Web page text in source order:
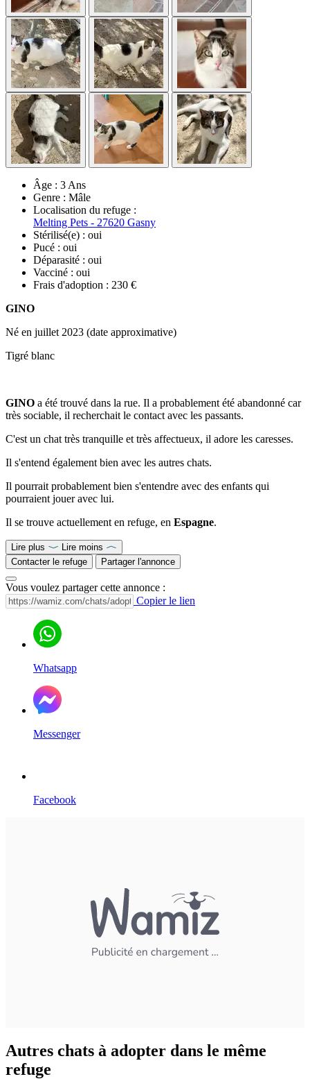
Âge : 3 Ans
Genre : Mâle
Localisation du refuge :
Melting Pets - 27620 Gasny
Stérilisé(e) : oui
Pucé : oui
Déparasité : oui
Vacciné : oui
Frais d'adoption : 230 €
GINO
Né en juillet 2023 (date approximative)
Tigré blanc
GINO a été trouvé dans la rue. Il a probablement été abandonné car
très sociable, il recherchait le contact avec les passants.
C'est un chat très tranquille et très affectueux, il adore les caresses.
Il s'entend également bien avec les autres chats.
Il pourrait probablement bien s'entendre avec des enfants qui
pourraient jouer avec lui.
Il se trouve actuellement en refuge, en Espagne.
Lire plus
Lire moins
Contacter le refuge
Partager l'annonce
Vous voulez partager cette annonce :
Copier le lien
Whatsapp
Messenger
Facebook
Autres chats à adopter dans le même
refuge